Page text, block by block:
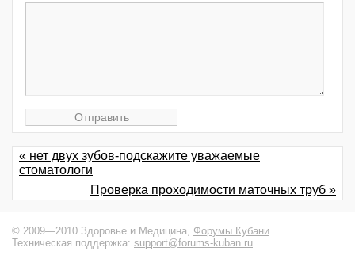
« нет двух зубов-подскажите уважаемые
стоматологи
Проверка проходимости маточных труб »
© 2009—2010 Здоровье и Медицина, Форумы Кубани
Техническая поддержка: support@forums-kuban.ru